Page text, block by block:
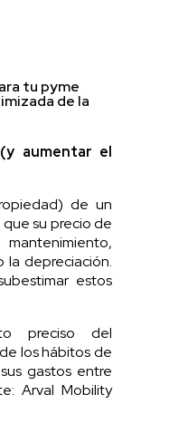
tu pyme
de la
aumentar el
de un
su precio de
la depreciación.
estos
preciso del
los hábitos de
gastos entre
Arval Mobility